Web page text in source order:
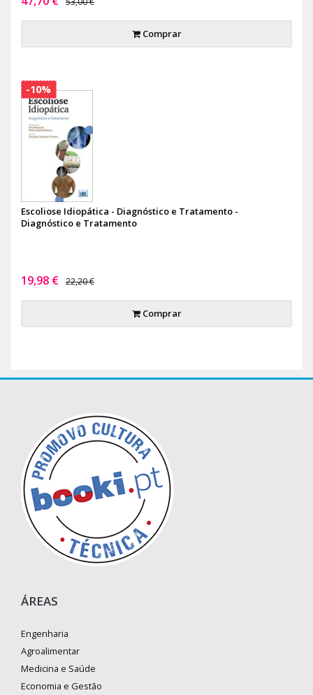
Comprar
Escoliose Idiopática - Diagnóstico e Tratamento -
Diagnóstico e Tratamento
19,98 € 22,20 €
Comprar
-10%
ÁREAS
Engenharia
Agroalimentar
Medicina e Saúde
Economia e Gestão